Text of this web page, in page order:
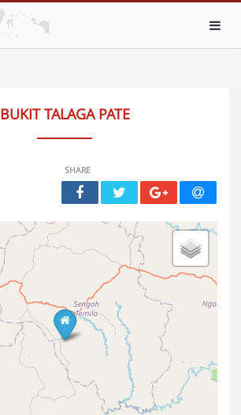
BUKIT TALAGA PATE
SHARE